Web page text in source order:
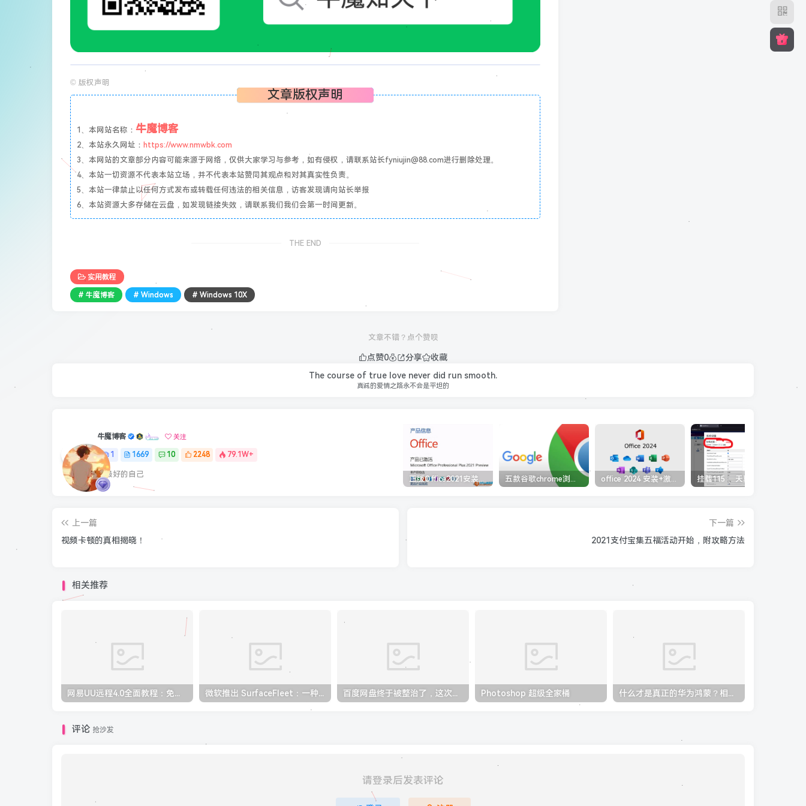
© 版权声明
文章版权声明
1、本网站名称： 牛魔博客
2、本站永久网址： https://www.nmwbk.com
3、本网站的文章部分内容可能来源于网络，仅供大家学习与参考，如有侵权，请联系站长fyniujin@88.com进行删除处理。
4、本站一切资源不代表本站立场，并不代表本站赞同其观点和对其真实性负责。
5、本站一律禁止以任何方式发布或转载任何违法的相关信息，访客发现请向站长举报
6、本站资源大多存储在云盘，如发现链接失效，请联系我们我们会第一时间更新。
THE END
实用教程
# 牛魔博客 # Windows # Windows 10X
文章不错？点个赞呗
点赞0 分享
收藏
The course of true love never did run smooth.
真诚的爱情之路永不会是平坦的
牛魔博客 关注
1 1669 10 2248 79.1W+
最最好的自己
正版Office2021安装与激活图解教程 利用工具office tool plus 五款谷歌chrome浏览器截图插件工具推荐 office 2024 安装+激活免费（附下载详细安装教程）
上一篇
视频卡顿的真相揭晓！
下一篇
2021支付宝集五福活动开始，附攻略方法
相关推荐
网易UU远程4.0全面教程：免费跨设备控制新体验 微软推出 SurfaceFleet：一种不受时空限制的计算概念 百度网盘终于被整治了，这次真的不能再限速了！ Photoshop 超级全家桶 什么才是真正的华为鸿蒙？相信我，99%的人都理解错了！
评论 抢沙发
请登录后发表评论